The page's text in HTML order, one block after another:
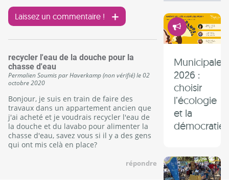
Municipales
2026 :
choisir
l’écologie
et la
démocratie
Laissez un commentaire !
recycler l'eau de la douche pour la
chasse d'eau
PermalienSoumis parHaverkamp (non vérifié)le02
octobre 2020
Bonjour, je suis en train de faire des
travaux dans un appartement ancien que
j'ai acheté et je voudrais recycler l'eau de
la douche et du lavabo pour alimenter la
chasse d'eau, savez vous si il y a des gens
qui ont mis celà en place?
répondre